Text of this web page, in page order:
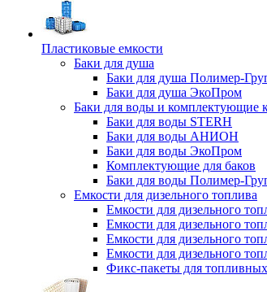
Пластиковые емкости
Баки для душа
Баки для душа Полимер-
Баки для душа ЭкоПром
Баки для воды и комплектующие
Баки для воды STERH
Баки для воды АНИОН
Баки для воды ЭкоПром
Комплектующие для баков
Баки для воды Полимер-
Емкости для дизельного топлива
Емкости для дизельного
Емкости для дизельного
Емкости для дизельного
Емкости для дизельного
Фикс-пакеты для